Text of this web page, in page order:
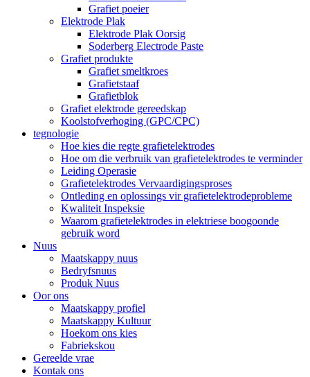
Grafiet poeier
Elektrode Plak
Elektrode Plak Oorsig
Soderberg Electrode Paste
Grafiet produkte
Grafiet smeltkroes
Grafietstaaf
Grafietblok
Grafiet elektrode gereedskap
Koolstofverhoging (GPC/CPC)
tegnologie
Hoe kies die regte grafietelektrodes
Hoe om die verbruik van grafietelektrodes te verminder
Leiding Operasie
Grafietelektrodes Vervaardigingsproses
Ontleding en oplossings vir grafietelektrodeprobleme
Kwaliteit Inspeksie
Waarom grafietelektrodes in elektriese boogoonde
gebruik word
Nuus
Maatskappy nuus
Bedryfsnuus
Produk Nuus
Oor ons
Maatskappy profiel
Maatskappy Kultuur
Hoekom ons kies
Fabriekskou
Gereelde vrae
Kontak ons